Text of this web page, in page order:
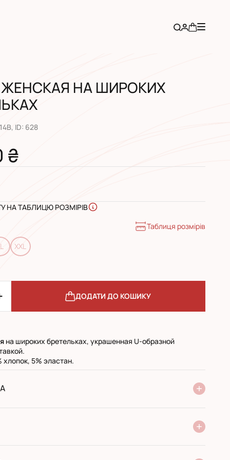
НА ШИРОКИХ
, ID: 628
₴
НА ТАБЛИЦЮ РОЗМІРІВ
Таблиця розмірів
XXL
ДОДАТИ ДО КОШИКУ
на широких бретельках, украшенная U-образной
5% эластан.
переказ